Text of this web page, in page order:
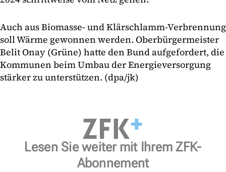
Auch aus Biomasse- und Klärschlamm-Verbrennung
soll Wärme gewonnen werden. Oberbürgermeister
Belit Onay (Grüne) hatte den Bund aufgefordert, die
Kommunen beim Umbau der Energieversorgung
stärker zu unterstützen. (dpa/jk)
Lesen Sie weiter mit Ihrem ZFK-
Abonnement